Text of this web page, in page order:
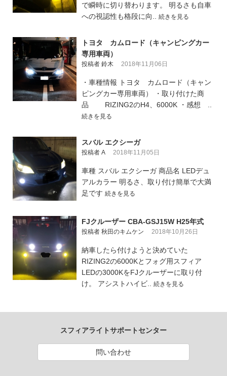
で瞬時に切り替わります。 明るさも自車
への視認性も格段に向.. 続きを見る
トヨタ カムロード（キャンピングカー
専用車両）
投稿者 鈴木 2018年11月06日
・車種情報 トヨタ カムロード（キャン
ピングカー専用車両） ・取り付けた商
品 RIZING2のH4、6000K ・感想 ..
続きを見る
スバル エクシーガ
投稿者 A 2018年11月05日
車種 スバル エクシーガ 商品名 LEDデュ
アルカラー 明るさ、取り付け簡単で大満
足です 続きを見る
FJクルーザー CBA-GSJ15W H25年式
投稿者 秋田のキムケン 2018年10月26日
納車したら付けようと決めていた
RIZING2の6000Kとフォグ用スフィア
LEDの3000KをFJクルーザーに取り付
け。 アシストハイビ.. 続きを見る
スフィアライトサポートセンター
問い合わせ